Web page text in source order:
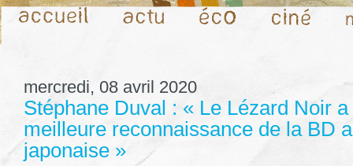
mercredi, 08 avril 2020
Stéphane Duval : « Le Lézard Noir
meilleure reconnaissance de la BD
japonaise »